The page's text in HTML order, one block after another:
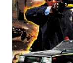
保育所のご案内
ボヤキ100%